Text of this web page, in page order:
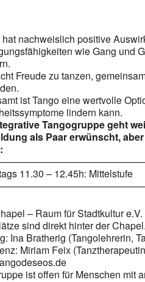
hat nachweislich positive
wie Gang und
Freude zu tanzen,
ist Tango eine wertvolle
lindern kann.
Tangogruppe geht
als Paar erwünscht,
11.30 – 12.45h: Mittelstufe
– Raum für Stadtkultur
sind direkt hinter der Chapel.
Ina Bratherig (Tangolehrerin,
Miriam Feix
ist offen für Menschen mit